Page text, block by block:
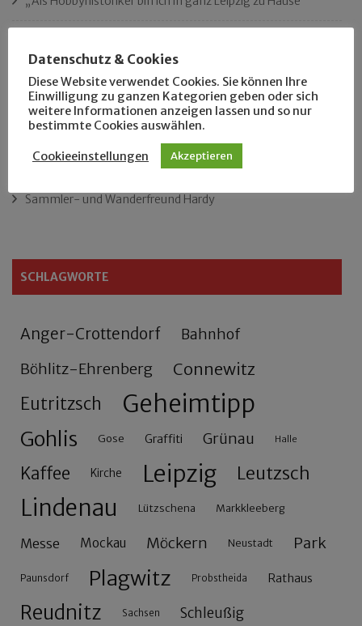
Der Leipziger Schmiedetag von 1904
Rennfahrer in Schönefeld und Zschocher
Zu Fuß durch Anger-Crottendorf
Sammler- und Wanderfreund Hardy
SCHLAGWORTE
Anger-Crottendorf Bahnhof
Böhlitz-Ehrenberg Connewitz
Eutritzsch Geheimtipp
Gohlis Gose Graffiti Grünau Halle
Kaffee Kirche Leipzig Leutzsch
Lindenau Lützschena Markkleeberg
Messe Mockau Möckern Neustadt Park
Paunsdorf Plagwitz Probstheida Rathaus
Reudnitz Sachsen Schleußig
Datenschutz & Cookies
Diese Website verwendet Cookies. Sie können Ihre
Einwilligung zu ganzen Kategorien geben oder sich
weitere Informationen anzeigen lassen und so nur
bestimmte Cookies auswählen.
Cookieeinstellungen Akzeptieren